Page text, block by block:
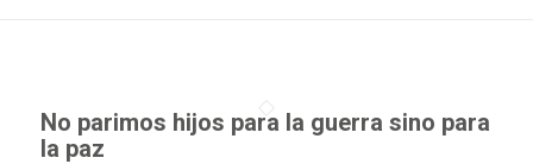
No parimos hijos para la guerra sino para
la paz